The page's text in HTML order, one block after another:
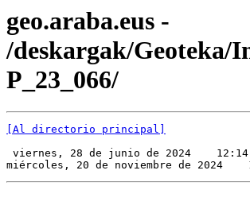
geo.araba.eus -
/deskargak/Geoteka/
P_23_066/
[Al directorio principal]
viernes, 28 de junio de 2024
miércoles, 20 de noviembre de